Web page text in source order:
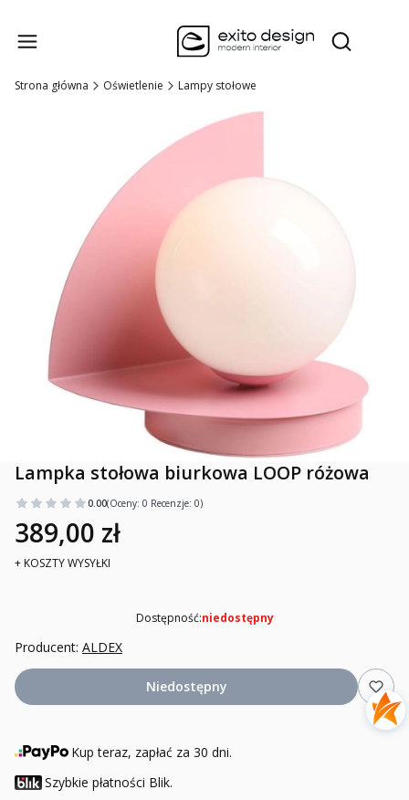
Otwórz
Strona główna Oświetlenie Lampy stołowe
Lampka stołowa biurkowa LOOP różowa
0.00(Oceny: 0 Recenzje: 0)
389,00 zł
+ KOSZTY WYSYŁKI
Dostępność:niedostępny
Producent: ALDEX
Niedostępny
Kup teraz, zapłać za 30 dni.
Szybkie płatności Blik.